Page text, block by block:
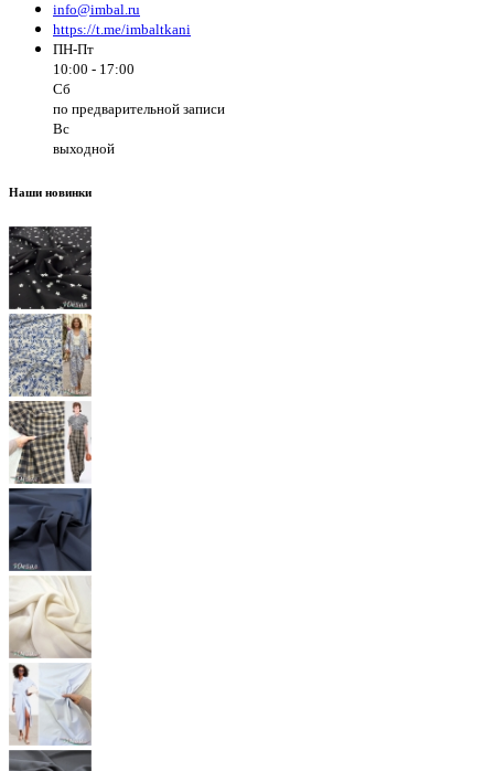
info@imbal.ru
https://t.me/imbaltkani
ПН-Пт
10:00 - 17:00
Сб
по предварительной записи
Вс
выходной
Наши новинки